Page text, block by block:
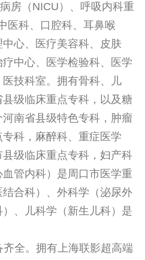
房（NICU）、呼吸内科重
医科、口腔科、耳鼻喉
心、医疗美容科、皮肤
中心、医学检验科、医学
技科室。拥有骨科、儿
级临床重点专科，以及糖
南省县级特色专科，肿瘤
科，麻醉科、重症医学
级临床重点专科，妇产科
管内科）是周口市医学重
合科）、外科学（泌尿外
、儿科学（新生儿科）是
齐全。拥有上海联影超高端